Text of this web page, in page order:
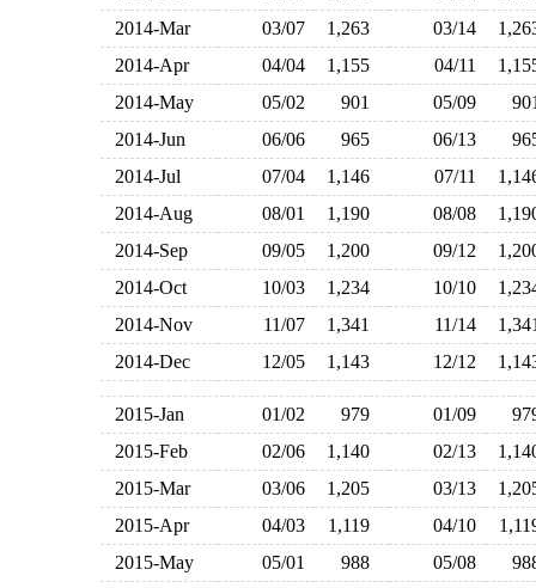
2014-Mar
03/07 1,263 03/14
2014-Apr
04/04 1,155 04/11
2014-May
05/02 901 05/09
2014-Jun
06/06 965 06/13
2014-Jul
07/04 1,146 07/11
2014-Aug
08/01 1,190 08/08
2014-Sep
09/05 1,200 09/12
2014-Oct
10/03 1,234 10/10
2014-Nov
11/07 1,341 11/14
2014-Dec
12/05 1,143 12/12
2015-Jan 01/02 979 01/09
2015-Feb
02/06 1,140 02/13
2015-Mar
03/06 1,205 03/13
2015-Apr
04/03 1,119 04/10
2015-May
05/01 988 05/08